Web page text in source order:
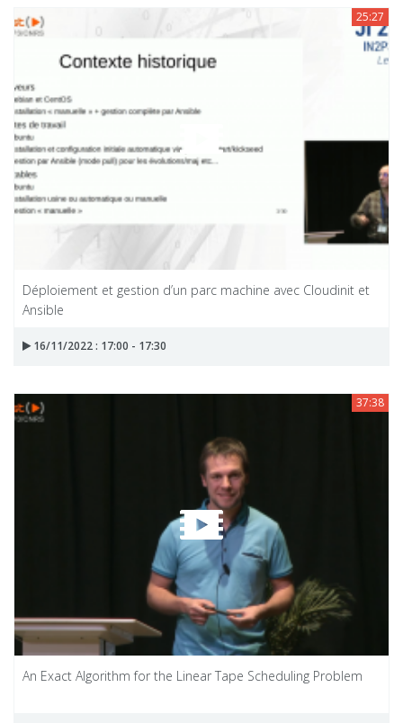
25:27
Déploiement et gestion d’un parc machine avec Cloudinit et
Ansible
16/11/2022 : 17:00 - 17:30
37:38
An Exact Algorithm for the Linear Tape Scheduling Problem